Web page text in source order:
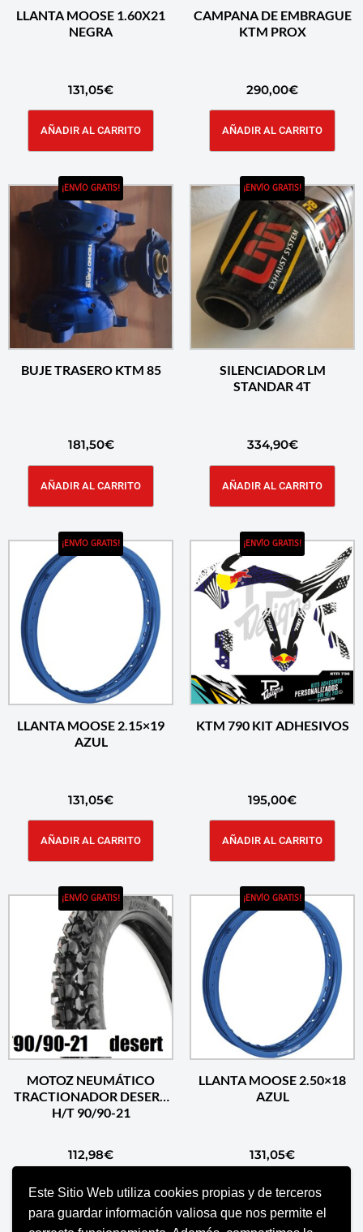
Este Sitio Web utiliza cookies propias y de terceros
para guardar información valiosa que nos permite el
LLANTA MOOSE 1.60X21
NEGRA
131,05€
AÑADIR AL CARRITO
CAMPANA DE EMBRAGUE
KTM PROX
290,00€
AÑADIR AL CARRITO
¡ENVÍO GRATIS!
BUJE TRASERO KTM 85
181,50€
AÑADIR AL CARRITO
¡ENVÍO GRATIS!
SILENCIADOR LM
STANDAR 4T
334,90€
AÑADIR AL CARRITO
¡ENVÍO GRATIS!
LLANTA MOOSE 2.15×19
AZUL
131,05€
AÑADIR AL CARRITO
¡ENVÍO GRATIS!
KTM 790 KIT ADHESIVOS
195,00€
AÑADIR AL CARRITO
¡ENVÍO GRATIS!
MOTOZ NEUMÁTICO
TRACTIONADOR DESERT
H/T 90/90-21
112,98€
AÑADIR AL CARRITO
¡ENVÍO GRATIS!
LLANTA MOOSE 2.50×18
AZUL
131,05€
AÑADIR AL CARRITO